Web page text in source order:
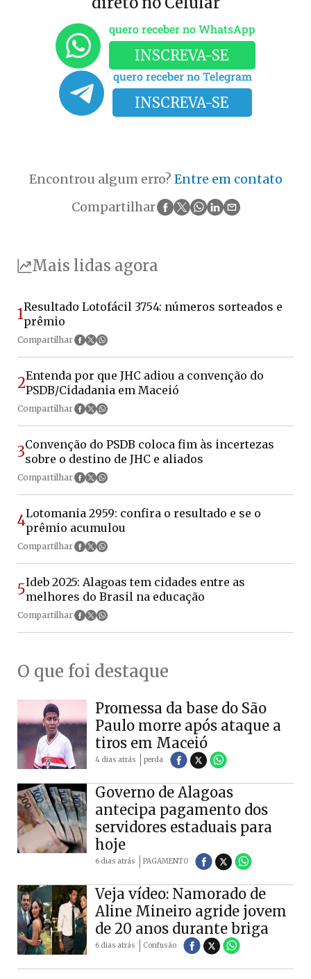
quero receber no WhatsApp
INSCREVA-SE
quero receber no Telegram
INSCREVA-SE
Encontrou algum erro? Entre em contato
Compartilhar
Mais lidas agora
1Resultado Lotofácil 3754: números sorteados e
prêmio
Compartilhar
2Entenda por que JHC adiou a convenção do
PSDB/Cidadania em Maceió
Compartilhar
3Convenção do PSDB coloca fim às incertezas
sobre o destino de JHC e aliados
Compartilhar
4Lotomania 2959: confira o resultado e se o
prêmio acumulou
Compartilhar
5Ideb 2025: Alagoas tem cidades entre as
melhores do Brasil na educação
Compartilhar
O que foi destaque
Promessa da base do São
Paulo morre após ataque a
tiros em Maceió
4 dias atrás perda
Governo de Alagoas
antecipa pagamento dos
servidores estaduais para
hoje
6 dias atrás PAGAMENTO
Veja vídeo: Namorado de
Aline Mineiro agride jovem
de 20 anos durante briga
6 dias atrás Confusão